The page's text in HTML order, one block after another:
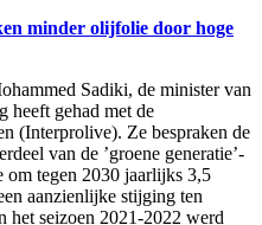
minder olijfolie door hoge
Sadiki, de minister van
heeft gehad met de
(Interprolive). Ze bespraken de
van de ’groene generatie’-
om tegen 2030 jaarlijks 3,5
aanzienlijke stijging ten
het seizoen 2021-2022 werd